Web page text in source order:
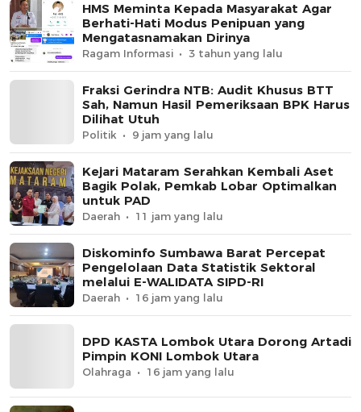
HMS Meminta Kepada Masyarakat Agar
Berhati-Hati Modus Penipuan yang
Mengatasnamakan Dirinya
Ragam Informasi 3 tahun yang lalu
Fraksi Gerindra NTB: Audit Khusus BTT
Sah, Namun Hasil Pemeriksaan BPK Harus
Dilihat Utuh
Politik 9 jam yang lalu
Kejari Mataram Serahkan Kembali Aset
Bagik Polak, Pemkab Lobar Optimalkan
untuk PAD
Daerah 11 jam yang lalu
Diskominfo Sumbawa Barat Percepat
Pengelolaan Data Statistik Sektoral
melalui E-WALIDATA SIPD-RI
Daerah 16 jam yang lalu
DPD KASTA Lombok Utara Dorong Artadi
Pimpin KONI Lombok Utara
Olahraga 16 jam yang lalu